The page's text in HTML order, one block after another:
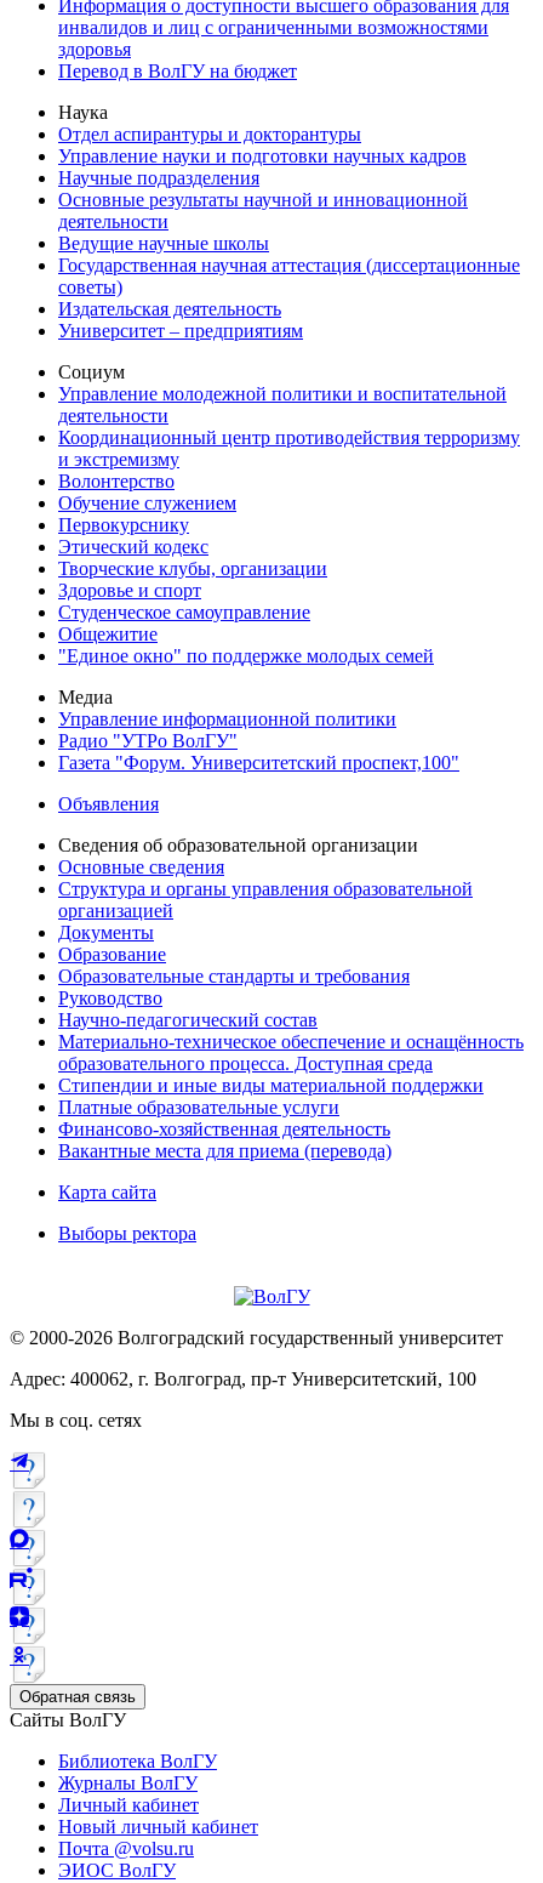
Информация о доступности высшего образования для
инвалидов и лиц с ограниченными возможностями
здоровья
Перевод в ВолГУ на бюджет
Наука
Отдел аспирантуры и докторантуры
Управление науки и подготовки научных кадров
Научные подразделения
Основные результаты научной и инновационной
деятельности
Ведущие научные школы
Государственная научная аттестация (диссертационные
советы)
Издательская деятельность
Университет – предприятиям
Социум
Управление молодежной политики и воспитательной
деятельности
Координационный центр противодействия терроризму
и экстремизму
Волонтерство
Обучение служением
Первокурснику
Этический кодекс
Творческие клубы, организации
Здоровье и спорт
Студенческое самоуправление
Общежитие
"Единое окно" по поддержке молодых семей
Медиа
Управление информационной политики
Радио "УТРо ВолГУ"
Газета "Форум. Университетский проспект,100"
Объявления
Сведения об образовательной организации
Основные сведения
Структура и органы управления образовательной
организацией
Документы
Образование
Образовательные стандарты и требования
Руководство
Научно-педагогический состав
Материально-техническое обеспечение и оснащённость
образовательного процесса. Доступная среда
Стипендии и иные виды материальной поддержки
Платные образовательные услуги
Финансово-хозяйственная деятельность
Вакантные места для приема (перевода)
Карта сайта
Выборы ректора
© 2000-2026 Волгоградский государственный университет
Адрес: 400062, г. Волгоград, пр-т Университетский, 100
Мы в соц. сетях
Обратная связь
Сайты ВолГУ
Библиотека ВолГУ
Журналы ВолГУ
Личный кабинет
Новый личный кабинет
Почта @volsu.ru
ЭИОС ВолГУ